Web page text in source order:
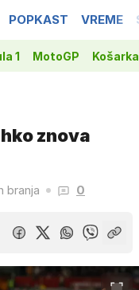
POPKAST VREME
1 MotoGP Košarka
znova
branja 0